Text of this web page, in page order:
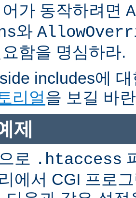
가 동작하려면
와
함을 명심하라.
includes에
리얼을 보길 바
제
로 .htaccess
에서 CGI 프로